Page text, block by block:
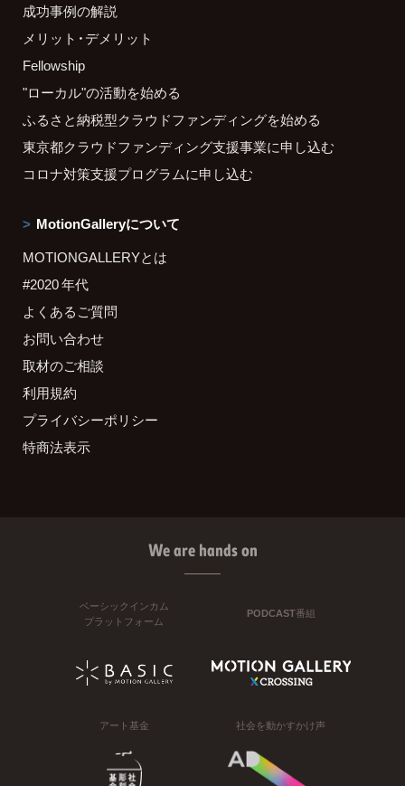
成功事例の解説
メリット・デメリット
Fellowship
"ローカル"の活動を始める
ふるさと納税型クラウドファンディングを始める
東京都クラウドファンディング支援事業に申し込む
コロナ対策支援プログラムに申し込む
MotionGalleryについて
MOTIONGALLERYとは
#2020 年代
よくあるご質問
お問い合わせ
取材のご相談
利用規約
プライバシーポリシー
特商法表示
We are hands on
ベーシックインカム
プラットフォーム
PODCAST番組
アート基金 社会を動かすかけ声